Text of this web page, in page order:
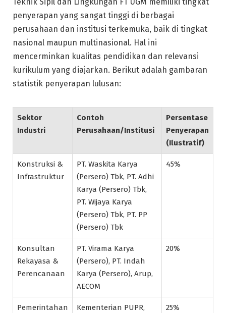
penyerapan yang sangat tinggi di berbagai
perusahaan dan institusi terkemuka, baik di tingkat
nasional maupun multinasional. Hal ini
mencerminkan kualitas pendidikan dan relevansi
kurikulum yang diajarkan. Berikut adalah gambaran
statistik penyerapan lulusan:
Sektor
Industri
Contoh
Perusahaan/Institusi
Persentase
Penyerapan
(Ilustratif)
Konstruksi &
Infrastruktur
PT. Waskita Karya
(Persero) Tbk, PT. Adhi
Karya (Persero) Tbk,
PT. Wijaya Karya
(Persero) Tbk, PT. PP
(Persero) Tbk
45%
Konsultan
Rekayasa &
Perencanaan
PT. Virama Karya
(Persero), PT. Indah
Karya (Persero), Arup,
AECOM
20%
Pemerintahan
Kementerian PUPR,
25%